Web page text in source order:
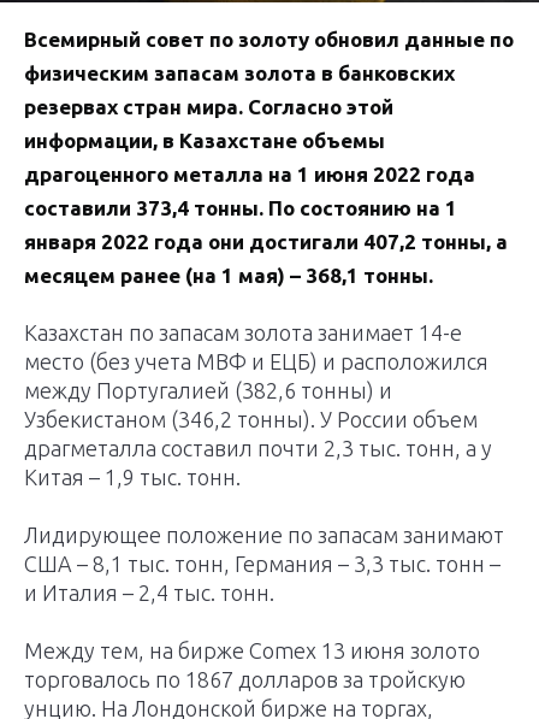
Всемирный совет по золоту обновил данные по
физическим запасам золота в банковских
резервах стран мира. Согласно этой
информации, в Казахстане объемы
драгоценного металла на 1 июня 2022 года
составили 373,4 тонны. По состоянию на 1
января 2022 года они достигали 407,2 тонны, а
месяцем ранее (на 1 мая) – 368,1 тонны.
Казахстан по запасам золота занимает 14-е
место (без учета МВФ и ЕЦБ) и расположился
между Португалией (382,6 тонны) и
Узбекистаном (346,2 тонны). У России объем
драгметалла составил почти 2,3 тыс. тонн, а у
Китая – 1,9 тыс. тонн.
Лидирующее положение по запасам занимают
США – 8,1 тыс. тонн, Германия – 3,3 тыс. тонн –
и Италия – 2,4 тыс. тонн.
Между тем, на бирже Comex 13 июня золото
торговалось по 1867 долларов за тройскую
унцию. На Лондонской бирже на торгах,